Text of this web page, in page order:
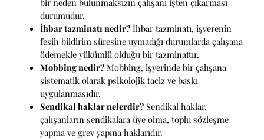
bir neden bulunmaksızın çalışanı işten çıkarması
durumudur.
İhbar tazminatı nedir? İhbar tazminatı, işverenin
fesih bildirim süresine uymadığı durumlarda çalışana
ödemekle yükümlü olduğu bir tazminattır.
Mobbing nedir? Mobbing, işyerinde bir çalışana
sistematik olarak psikolojik taciz ve baskı
uygulanmasıdır.
Sendikal haklar nelerdir? Sendikal haklar,
çalışanların sendikalara üye olma, toplu sözleşme
yapma ve grev yapma haklarıdır.